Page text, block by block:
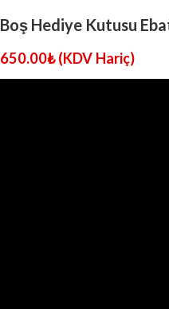
Boş Hediye Kutusu
650.00₺ (KDV Hariç)